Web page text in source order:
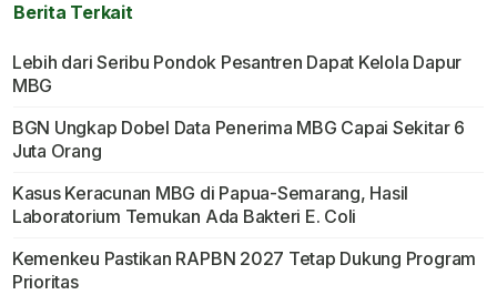
Berita Terkait
Lebih dari Seribu Pondok Pesantren Dapat Kelola Dapur
MBG
BGN Ungkap Dobel Data Penerima MBG Capai Sekitar 6
Juta Orang
Kasus Keracunan MBG di Papua-Semarang, Hasil
Laboratorium Temukan Ada Bakteri E. Coli
Kemenkeu Pastikan RAPBN 2027 Tetap Dukung Program
Prioritas